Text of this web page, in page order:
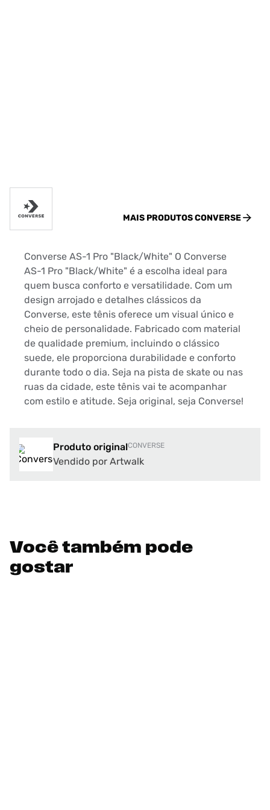
MAIS PRODUTOSCONVERSE
Converse AS-1 Pro "Black/White" O Converse
AS-1 Pro "Black/White" é a escolha ideal para
quem busca conforto e versatilidade. Com um
design arrojado e detalhes clássicos da
Converse, este tênis oferece um visual único e
cheio de personalidade. Fabricado com material
de qualidade premium, incluindo o clássico
suede, ele proporciona durabilidade e conforto
durante todo o dia. Seja na pista de skate ou nas
ruas da cidade, este tênis vai te acompanhar
com estilo e atitude. Seja original, seja Converse!
Produto originalCONVERSE
Vendido por Artwalk
Você também pode
gostar